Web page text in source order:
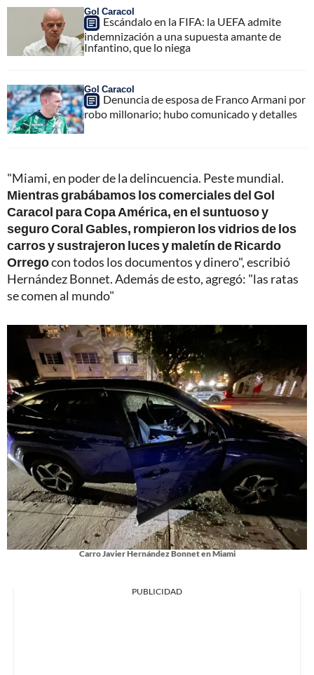
Gol Caracol
Escándalo en la FIFA: la UEFA admite
indemnización a una supuesta amante de
Infantino, que lo niega
Gol Caracol
Denuncia de esposa de Franco Armani por
robo millonario; hubo comunicado y detalles
"Miami, en poder de la delincuencia. Peste mundial.
Mientras grabábamos los comerciales del Gol
Caracol para Copa América, en el suntuoso y
seguro Coral Gables, rompieron los vidrios de los
carros y sustrajeron luces y maletín de Ricardo
Orregocon todos los documentos y dinero", escribió
Hernández Bonnet. Además de esto, agregó: "las ratas
se comen al mundo"
Carro Javier Hernández Bonnet en Miami
PUBLICIDAD